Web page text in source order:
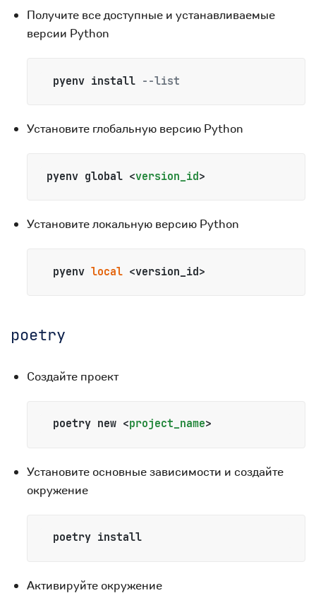
Получите все доступные и устанавливаемые
версии Python
  pyenv install
--list
Установите глобальную версию Python
pyenv global <version_id>
Установите локальную версию Python
  pyenv
local <version_id>
poetry
Создайте проект
  poetry new
<project_name>
Установите основные зависимости и создайте
окружение
  poetry install
Активируйте окружение